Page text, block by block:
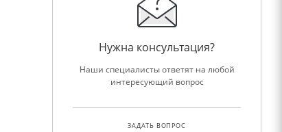
Нужна консультация?
Наши специалисты ответят на любой
интересующий вопрос
ЗАДАТЬ ВОПРОС